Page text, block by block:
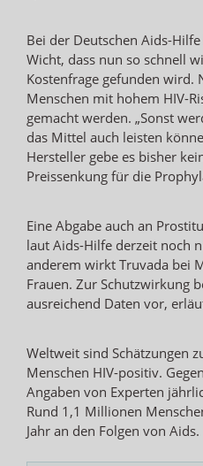
Bei der Deutschen Aids-
Wicht, dass nun so schnell
Kostenfrage gefunden wird.
Menschen mit hohem HIV-
gemacht werden. „Sonst
das Mittel auch leisten
Hersteller gebe es bisher
Preissenkung für die
Eine Abgabe auch an
laut Aids-Hilfe derzeit noch
anderem wirkt Truvada bei
Frauen. Zur Schutzwirkung
ausreichend Daten vor,
Weltweit sind Schätzungen
Menschen HIV-positiv.
Angaben von Experten
Rund 1,1 Millionen
Jahr an den Folgen von Aids.